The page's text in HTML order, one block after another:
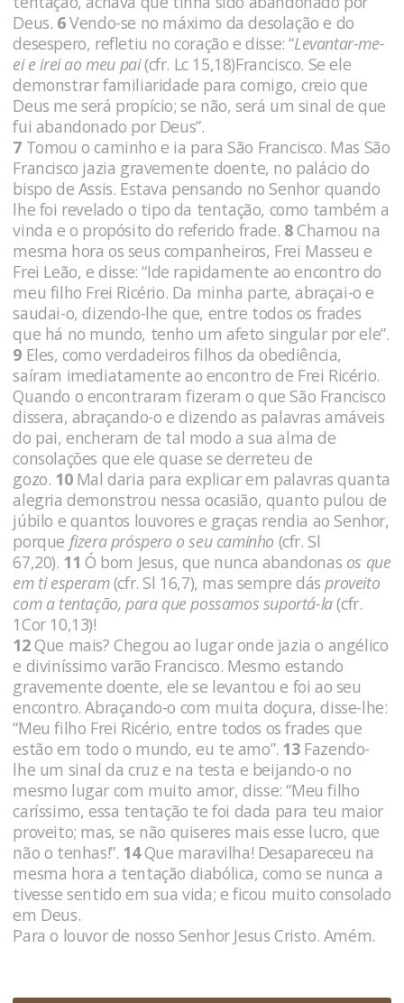
Deus. 6Vendo-se no máximo da desolação e do
desespero, refletiu no coração e disse: “Levantar-me-
ei e irei ao meu pai(cfr. Lc 15,18)Francisco. Se ele
demonstrar familiaridade para comigo, creio que
Deus me será propício; se não, será um sinal de que
fui abandonado por Deus”.
7 Tomou o caminho e ia para São Francisco. Mas São
Francisco jazia gravemente doente, no palácio do
bispo de Assis. Estava pensando no Senhor quando
lhe foi revelado o tipo da tentação, como também a
vinda e o propósito do referido frade. 8Chamou na
mesma hora os seus companheiros, Frei Masseu e
Frei Leão, e disse: “Ide rapidamente ao encontro do
meu filho Frei Ricério. Da minha parte, abraçai-o e
saudai-o, dizendo-lhe que, entre todos os frades
que há no mundo, tenho um afeto singular por ele”.
9 Eles, como verdadeiros filhos da obediência,
saíram imediatamente ao encontro de Frei Ricério.
Quando o encontraram fizeram o que São Francisco
dissera, abraçando-o e dizendo as palavras amáveis
do pai, encheram de tal modo a sua alma de
consolações que ele quase se derreteu de
gozo. 10 Mal daria para explicar em palavras quanta
alegria demonstrou nessa ocasião, quanto pulou de
júbilo e quantos louvores e graças rendia ao Senhor,
porque fizera próspero o seu caminho (cfr. Sl
67,20). 11Ó bom Jesus, que nunca abandonas os que
em ti esperam(cfr. Sl 16,7), mas sempre dásproveito
com a tentação, para que possamos suportá-la(cfr.
1Cor 10,13)!
12Que mais? Chegou ao lugar onde jazia o angélico
e diviníssimo varão Francisco. Mesmo estando
gravemente doente, ele se levantou e foi ao seu
encontro. Abraçando-o com muita doçura, disse-lhe:
“Meu filho Frei Ricério, entre todos os frades que
estão em todo o mundo, eu te amo”. 13 Fazendo-
lhe um sinal da cruz e na testa e beijando-o no
mesmo lugar com muito amor, disse: “Meu filho
caríssimo, essa tentação te foi dada para teu maior
proveito; mas, se não quiseres mais esse lucro, que
não o tenhas!”. 14Que maravilha! Desapareceu na
mesma hora a tentação diabólica, como se nunca a
tivesse sentido em sua vida; e ficou muito consolado
em Deus.
Para o louvor de nosso Senhor Jesus Cristo. Amém.